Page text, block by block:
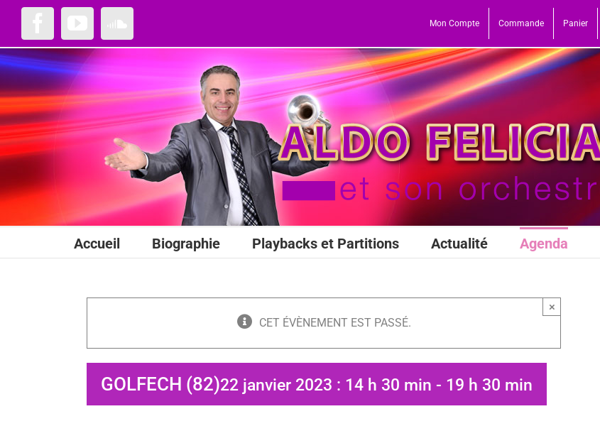
Passer
contenu
Mon Compte Commande Panier
Accueil Biographie Playbacks et Partitions Actualité Agenda
CET ÉVÈNEMENT EST PASSÉ.
×
GOLFECH (82)22 janvier 2023 : 14 h 30 min - 19 h 30 min